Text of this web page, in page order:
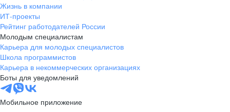
Жизнь в компании
ИТ-проекты
Рейтинг работодателей России
Молодым специалистам
Карьера для молодых специалистов
Школа программистов
Карьера в некоммерческих организациях
Боты для уведомлений
Мобильное приложение